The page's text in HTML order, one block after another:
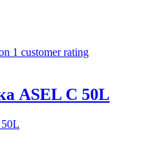
1 customer rating
ASEL C 50L